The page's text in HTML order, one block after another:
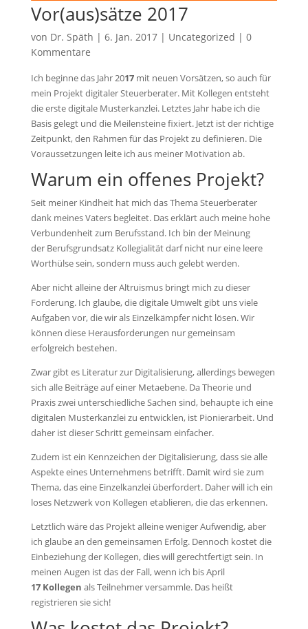
Vor(aus)sätze 2017
von Dr. Späth | 6. Jan. 2017| Uncategorized | 0
Kommentare
Ich beginne das Jahr 2017mit neuen Vorsätzen, so auch für
mein Projekt digitaler Steuerberater. Mit Kollegen entsteht
die erste digitale Musterkanzlei. Letztes Jahr habe ich die
Basis gelegt und die Meilensteine fixiert. Jetzt ist der richtige
Zeitpunkt, den Rahmen für das Projekt zu definieren. Die
Voraussetzungen leite ich aus meiner Motivation ab.
Warum ein offenes Projekt?
Seit meiner Kindheit hat mich das Thema Steuerberater
dank meines Vaters begleitet. Das erklärt auch meine hohe
Verbundenheit zum Berufsstand. Ich bin der Meinung
der Berufsgrundsatz Kollegialität darf nicht nur eine leere
Worthülse sein, sondern muss auch gelebt werden.
Aber nicht alleine der Altruismus bringt mich zu dieser
Forderung. Ich glaube, die digitale Umwelt gibt uns viele
Aufgaben vor, die wir als Einzelkämpfer nicht lösen. Wir
können diese Herausforderungen nur gemeinsam
erfolgreich bestehen.
Zwar gibt es Literatur zur Digitalisierung, allerdings bewegen
sich alle Beiträge auf einer Metaebene. Da Theorie und
Praxis zwei unterschiedliche Sachen sind, behaupte ich eine
digitalen Musterkanzlei zu entwicklen, ist Pionierarbeit. Und
daher ist dieser Schritt gemeinsam einfacher.
Zudem ist ein Kennzeichen der Digitalisierung, dass sie alle
Aspekte eines Unternehmens betrifft. Damit wird sie zum
Thema, das eine Einzelkanzlei überfordert. Daher will ich ein
loses Netzwerk von Kollegen etablieren, die das erkennen.
Letztlich wäre das Projekt alleine weniger Aufwendig, aber
ich glaube an den gemeinsamen Erfolg. Dennoch kostet die
Einbeziehung der Kollegen, dies will gerechtfertigt sein. In
meinen Augen ist das der Fall, wenn ich bis April
17 Kollegen als Teilnehmer versammle. Das heißt
registrieren sie sich!